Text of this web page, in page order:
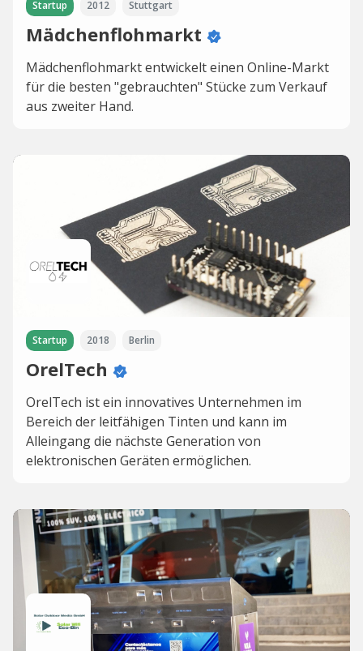
Startup 2012 Stuttgart
Mädchenflohmarkt
Mädchenflohmarkt entwickelt einen Online-Markt
für die besten "gebrauchten" Stücke zum Verkauf
aus zweiter Hand.
Startup 2018 Berlin
OrelTech
OrelTech ist ein innovatives Unternehmen im
Bereich der leitfähigen Tinten und kann im
Alleingang die nächste Generation von
elektronischen Geräten ermöglichen.